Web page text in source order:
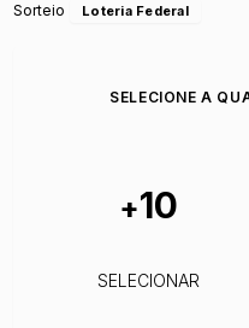
Sorteio Loteria Federal
SELECIONE A
+10
SELECIONAR